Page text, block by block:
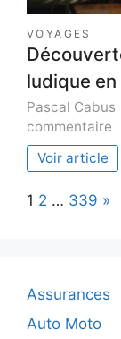
VOYAGES
ludique
Pascal Cabus
commentaire
Voir article
Page:
1 2 … 339 »
Assurances
Auto Moto